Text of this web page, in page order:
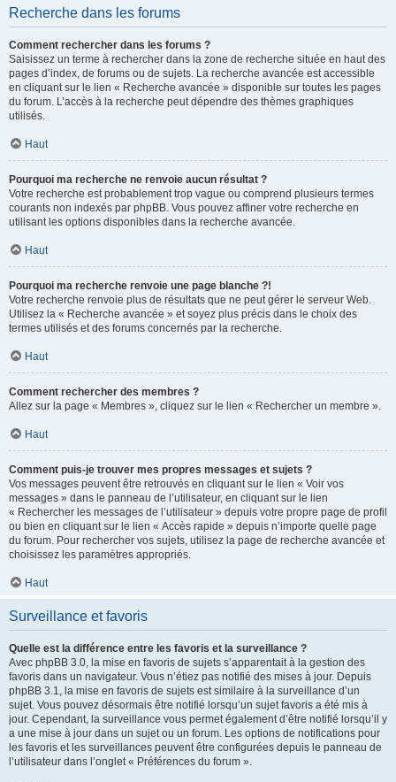
Recherche dans les forums
Comment rechercher dans les forums ?
Saisissez un terme à rechercher dans la zone de recherche située en haut des
pages d’index, de forums ou de sujets. La recherche avancée est accessible
en cliquant sur le lien « Recherche avancée » disponible sur toutes les pages
du forum. L’accès à la recherche peut dépendre des thèmes graphiques
utilisés.
Haut
Pourquoi ma recherche ne renvoie aucun résultat ?
Votre recherche est probablement trop vague ou comprend plusieurs termes
courants non indexés par phpBB. Vous pouvez affiner votre recherche en
utilisant les options disponibles dans la recherche avancée.
Haut
Pourquoi ma recherche renvoie une page blanche ?!
Votre recherche renvoie plus de résultats que ne peut gérer le serveur Web.
Utilisez la « Recherche avancée » et soyez plus précis dans le choix des
termes utilisés et des forums concernés par la recherche.
Haut
Comment rechercher des membres ?
Allez sur la page « Membres », cliquez sur le lien « Rechercher un membre ».
Haut
Comment puis-je trouver mes propres messages et sujets ?
Vos messages peuvent être retrouvés en cliquant sur le lien « Voir vos
messages » dans le panneau de l’utilisateur, en cliquant sur le lien
« Rechercher les messages de l’utilisateur » depuis votre propre page de profil
ou bien en cliquant sur le lien « Accès rapide » depuis n’importe quelle page
du forum. Pour rechercher vos sujets, utilisez la page de recherche avancée et
choisissez les paramètres appropriés.
Haut
Surveillance et favoris
Quelle est la différence entre les favoris et la surveillance ?
Avec phpBB 3.0, la mise en favoris de sujets s’apparentait à la gestion des
favoris dans un navigateur. Vous n’étiez pas notifié des mises à jour. Depuis
phpBB 3.1, la mise en favoris de sujets est similaire à la surveillance d’un
sujet. Vous pouvez désormais être notifié lorsqu’un sujet favoris a été mis à
jour. Cependant, la surveillance vous permet également d’être notifié lorsqu’il y
a une mise à jour dans un sujet ou un forum. Les options de notifications pour
les favoris et les surveillances peuvent être configurées depuis le panneau de
l’utilisateur dans l’onglet « Préférences du forum ».